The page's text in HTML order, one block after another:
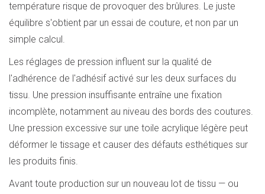
température risque de provoquer des brûlures. Le juste
équilibre s'obtient par un essai de couture, et non par un
simple calcul.
Les réglages de pression influent sur la qualité de
l'adhérence de l'adhésif activé sur les deux surfaces du
tissu. Une pression insuffisante entraîne une fixation
incomplète, notamment au niveau des bords des coutures.
Une pression excessive sur une toile acrylique légère peut
déformer le tissage et causer des défauts esthétiques sur
les produits finis.
Avant toute production sur un nouveau lot de tissu — ou